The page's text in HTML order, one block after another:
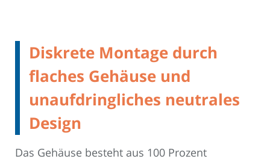
Diskrete Montage durch
flaches Gehäuse und
unaufdringliches neutrales
Design
Das Gehäuse besteht aus 100 Prozent